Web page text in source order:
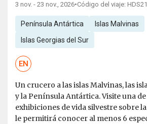
3 nov. - 23 nov., 2026•Código del viaje:
Península Antártica Islas Malvinas
Islas Georgias del Sur
EN
Un crucero a las islas Malvinas, las
y la Península Antártica. Visite una
exhibiciones de vida silvestre sobre
le permitirá conocer al menos 6